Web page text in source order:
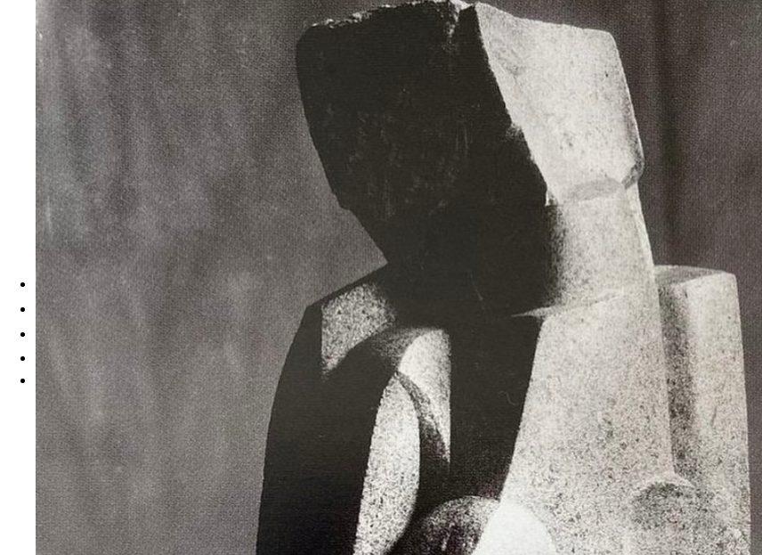
La Mode
Bijoux et Talismans
Beauté, Spas et Hammams
LE GOÛT
Les Grands Chefs
Brasseries Chic et Bistronomie
Sur le Pouce
Gourmandises
LA NUIT
Bars et Clubs
Hôtels
Les Rendez-Vous
Les Rencontres
À propos
Search
Menu Menu